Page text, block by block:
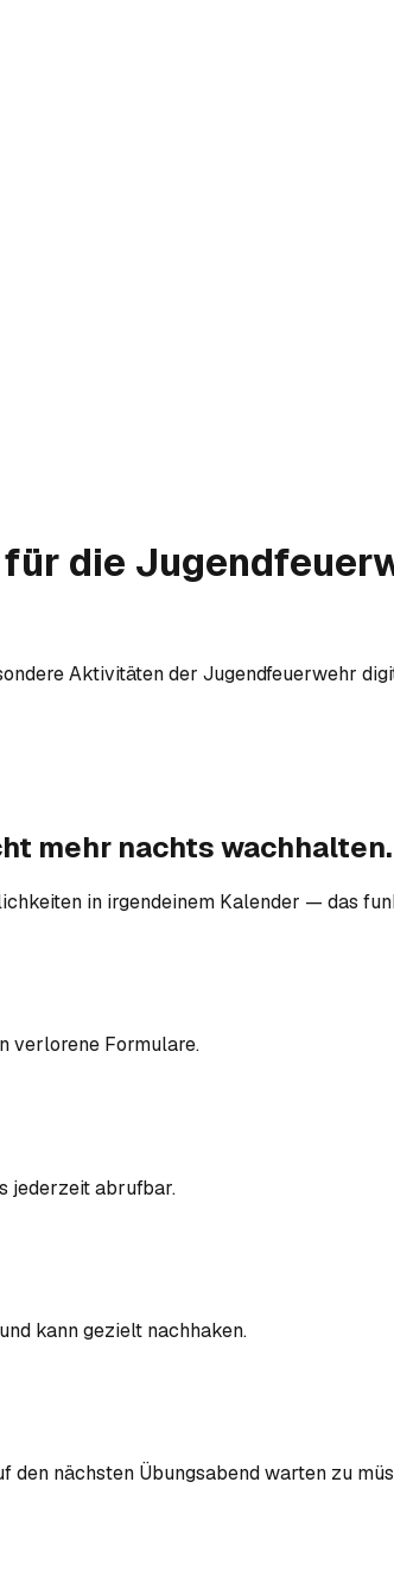
die
Aktivitäten der Jugendfeuerwehr
mehr nachts wachhalten.
in irgendeinem Kalender — das
verlorene Formulare.
jederzeit abrufbar.
kann gezielt nachhaken.
nächsten Übungsabend warten zu